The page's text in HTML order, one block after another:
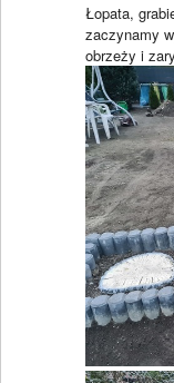
Łopata,
zaczynamy
obrzeży i